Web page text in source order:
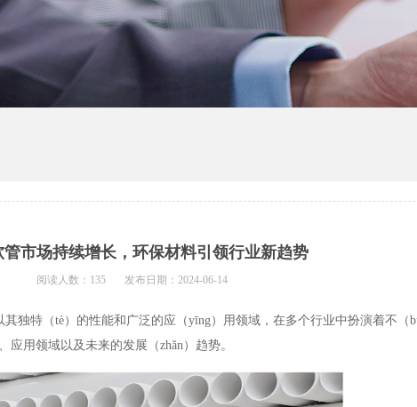
管市场持续增长，环保材料引领行业新趋势
阅读人数：135 发布日期：2024-06-14
独特（tè）的性能和广泛的应（yīng）用领域，在多个行业中扮演着不（
用领域以及未来的发展（zhǎn）趋势。